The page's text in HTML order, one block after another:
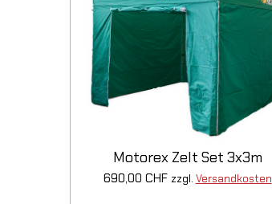
Motorex Zelt Set 3x3m
690,00 CHF zzgl. Versandkosten